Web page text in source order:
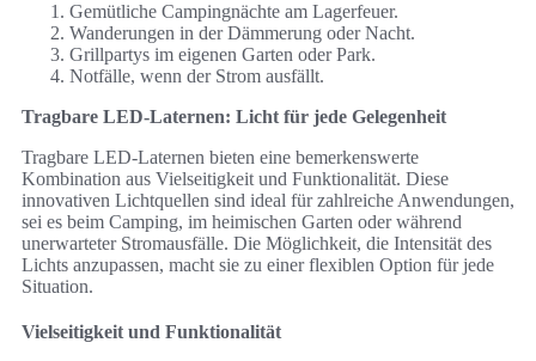
Gemütliche Campingnächte am Lagerfeuer.
Wanderungen in der Dämmerung oder Nacht.
Grillpartys im eigenen Garten oder Park.
Notfälle, wenn der Strom ausfällt.
Tragbare LED-Laternen: Licht für jede Gelegenheit
Tragbare LED-Laternen bieten eine bemerkenswerte
Kombination aus Vielseitigkeit und Funktionalität. Diese
innovativen Lichtquellen sind ideal für zahlreiche Anwendungen,
sei es beim Camping, im heimischen Garten oder während
unerwarteter Stromausfälle. Die Möglichkeit, die Intensität des
Lichts anzupassen, macht sie zu einer flexiblen Option für jede
Situation.
Vielseitigkeit und Funktionalität